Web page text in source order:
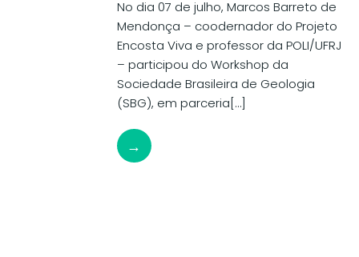
No dia 07 de julho, Marcos Barreto de
Mendonça – coodernador do Projeto
Encosta Viva e professor da POLI/UFRJ
– participou do Workshop da
Sociedade Brasileira de Geologia
(SBG), em parceria[…]
→